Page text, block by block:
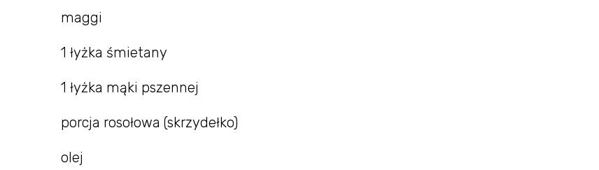
maggi
1 łyżka śmietany
1 łyżka mąki pszennej
porcja rosołowa (skrzydełko)
olej